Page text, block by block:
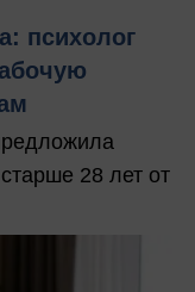
психолог
28 лет от